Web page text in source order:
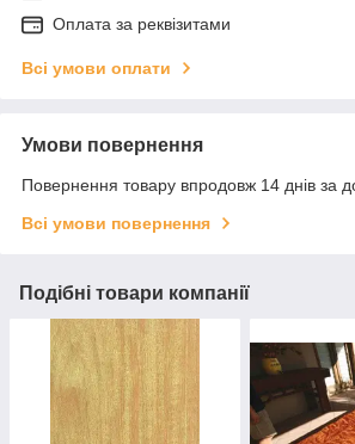
Оплата за реквізитами
Всі умови оплати
Умови повернення
Повернення товару впродовж 14 днів за
Всі умови повернення
Подібні товари компанії